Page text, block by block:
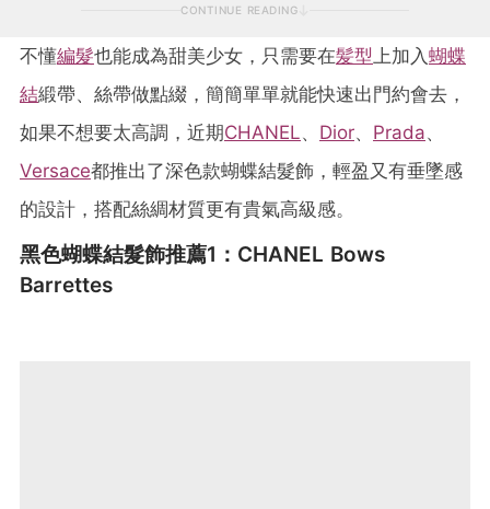
CONTINUE READING
不懂編髮也能成為甜美少女，只需要在髪型 上加入 蝴蝶
結緞帶、絲帶做點綴，簡簡單單就能快速出門約會去，
如果不想要太高調，近期CHANEL、 Dior、 Prada、
Versace都推出了深色款蝴蝶結髮飾，輕盈又有垂墜感
的設計，搭配絲綢材質更有貴氣高級感。
黑色蝴蝶結髮飾推薦1：CHANEL Bows
Barrettes